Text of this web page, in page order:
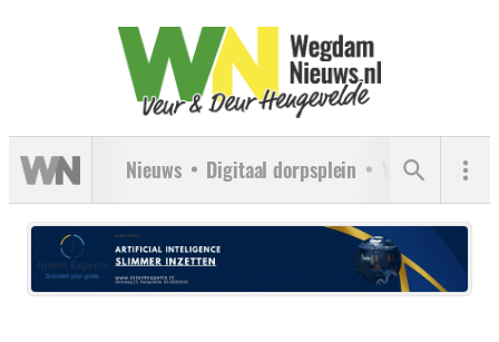
Nieuws Digitaal dorpsplein Verenigingen